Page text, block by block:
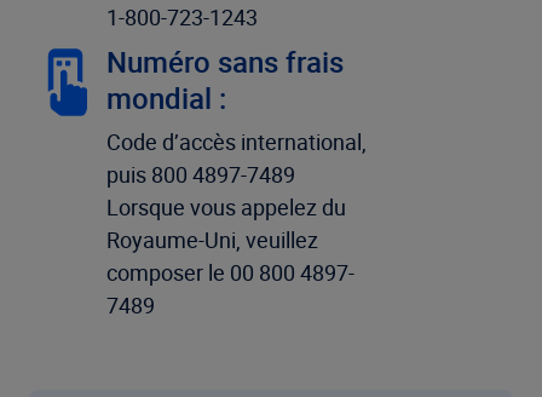
1-800-723-1243
Numéro sans frais
mondial :
Code d’accès international,
puis 800 4897-7489
Lorsque vous appelez du
Royaume-Uni, veuillez
composer le 00 800 4897-
7489